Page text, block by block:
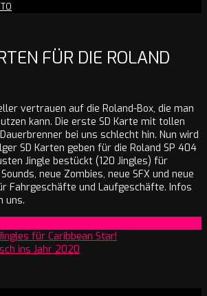
FÜR DIE ROLAND
vertrauen auf die Roland-Box, die man
kann. Die erste SD Karte mit tollen
bei uns schlecht hin. Nun wird
SD Karten geben für die Roland SP 404
Jingle bestückt (120 Jingles) für
neue Zombies, neue SFX und neue
Fahrgeschäfte und Laufgeschäfte. Infos
uns.
für Caribbean Star!
ins Jahr 2020